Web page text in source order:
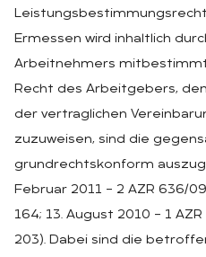
Ermessen wird inhaltlich
Arbeitnehmers
Recht des Arbeitgebers,
der vertraglichen
zuzuweisen, sind die
grundrechtskonform
Februar 2011 – 2 AZR 636/09
164; 13. August 2010 – 1 AZR
203). Dabei sind die